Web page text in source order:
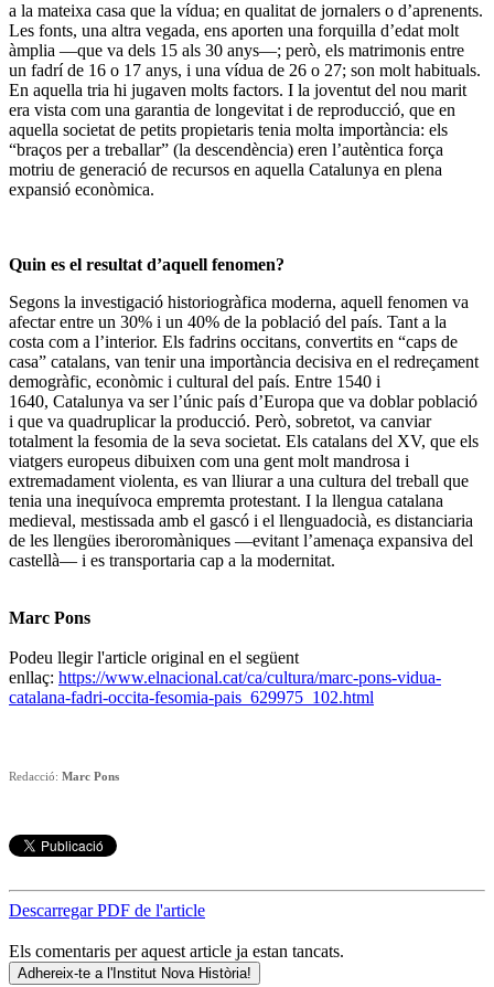
a la mateixa casa que la vídua; en qualitat de jornalers o d’aprenents.
Les fonts, una altra vegada, ens aporten una forquilla d’edat molt
àmplia —que va dels 15 als 30 anys—; però, els matrimonis entre
un fadrí de 16 o 17 anys, i una vídua de 26 o 27; son molt habituals.
En aquella tria hi jugaven molts factors. I la joventut del nou marit
era vista com una garantia de longevitat i de reproducció, que en
aquella societat de petits propietaris tenia molta importància: els
“braços per a treballar” (la descendència) eren l’autèntica força
motriu de generació de recursos en aquella Catalunya en plena
expansió econòmica.
Quin es el resultat d’aquell fenomen?
Segons la investigació historiogràfica moderna, aquell fenomen va
afectar entre un 30% i un 40% de la població del país. Tant a la
costa com a l’interior. Els fadrins occitans, convertits en “caps de
casa” catalans, van tenir una importància decisiva en el redreçament
demogràfic, econòmic i cultural del país. Entre 1540 i
1640, Catalunya va ser l’únic país d’Europa que va doblar població
i que va quadruplicar la producció. Però, sobretot, va canviar
totalment la fesomia de la seva societat. Els catalans del XV, que els
viatgers europeus dibuixen com una gent molt mandrosa i
extremadament violenta, es van lliurar a una cultura del treball que
tenia una inequívoca empremta protestant. I la llengua catalana
medieval, mestissada amb el gascó i el llenguadocià, es distanciaria
de les llengües iberoromàniques —evitant l’amenaça expansiva del
castellà— i es transportaria cap a la modernitat.
Marc Pons
Podeu llegir l'article original en el següent
enllaç: https://www.elnacional.cat/ca/cultura/marc-pons-vidua-
catalana-fadri-occita-fesomia-pais_629975_102.html
Redacció: Marc Pons
Descarregar PDF de l'article
Els comentaris per aquest article ja estan tancats.
Adhereix-te a l'Institut Nova Història!